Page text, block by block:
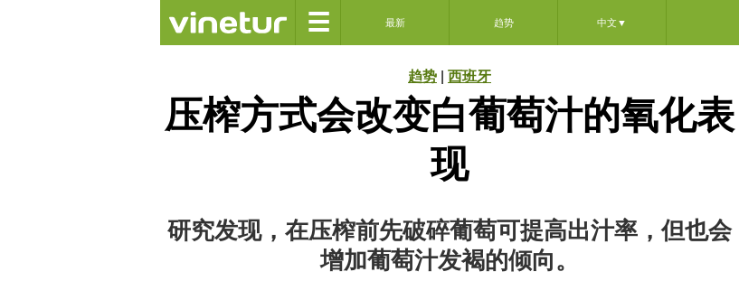
☰ 最新 趋势 中文 ▼
趋势 西班牙
压榨方式会改变白葡萄汁的氧化表
现
研究发现，在压榨前先破碎葡萄可提高出汁率，但也会
增加葡萄汁发褐的倾向。